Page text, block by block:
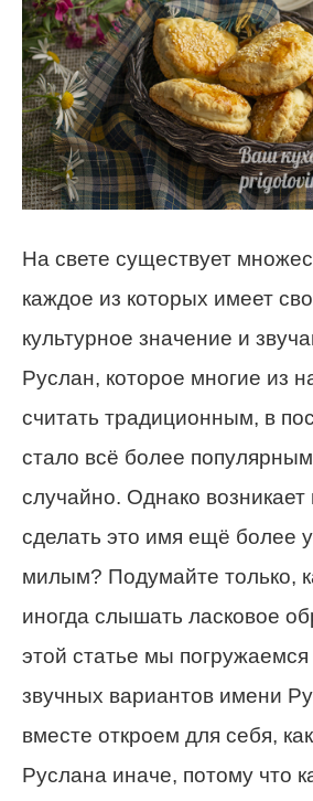
На свете существует
каждое из которых имеет
культурное значение и
Руслан, которое многие из
считать традиционным, в
стало всё более
случайно. Однако возникает
сделать это имя ещё более
милым? Подумайте только,
иногда слышать ласковое
этой статье мы
звучных вариантов имени
вместе откроем для себя,
Руслана иначе, потому что